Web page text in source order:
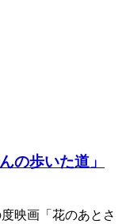
の歩いた道」
映画「花のあとさ